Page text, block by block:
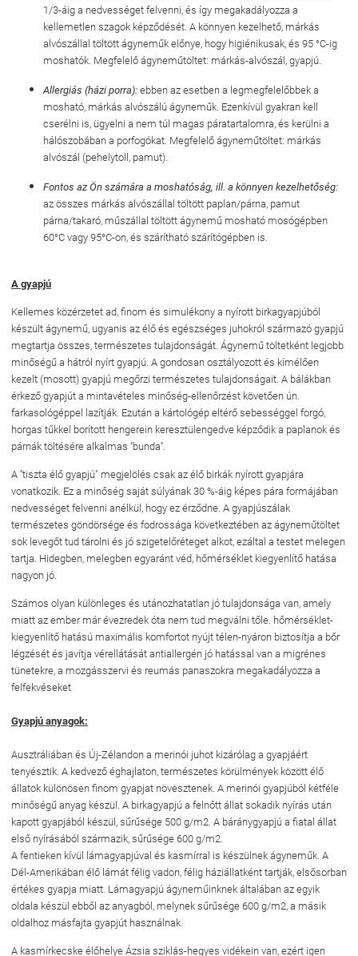
1/3-áig a nedvességet felvenni, és így megakadályozza a
kellemetlen szagok képződését. A könnyen kezelhető, márkás
alvószállal töltött ágyneműk előnye, hogy higiénikusak, és 95 °C-ig
moshatók. Megfelelő ágyneműtöltet: márkás-alvószál, gyapjú.
Allergiás (házi porra): ebben az esetben a legmegfelelőbbek a
mosható, márkás alvószálú ágyneműk. Ezenkívül gyakran kell
cserélni is, ügyelni a nem túl magas páratartalomra, és kerülni a
hálószobában a porfogókat. Megfelelő ágyneműtöltet: márkás
alvószál (pehelytoll, pamut).
Fontos az Ön számára a moshatóság, ill. a könnyen kezelhetőség:
az összes márkás alvószállal töltött paplan/párna, pamut
párna/takaró, műszállal töltött ágynemű mosható mosógépben
60°C vagy 95°C-on, és szárítható szárítógépben is.
A gyapjú
Kellemes közérzetet ad, finom és simulékony a nyírott birkagyapjúból
készült ágynemű, ugyanis az élő és egészséges juhokról származó gyapjú
megtartja összes, természetes tulajdonságát. Ágynemű töltetként legjobb
minőségű a hátról nyírt gyapjú. A gondosan osztályozott és kímélően
kezelt (mosott) gyapjú megőrzi természetes tulajdonságait. A bálákban
érkező gyapjút a mintavételes minőség-ellenőrzést követően ún.
farkasológéppel lazítják. Ezután a kártológép eltérő sebességgel forgó,
horgas tűkkel borított hengerein keresztülengedve képződik a paplanok és
párnák töltésére alkalmas ''bunda''.
A ''tiszta élő gyapjú" megjelölés csak az élő birkák nyírott gyapjára
vonatkozik. Ez a minőség saját súlyának 30 %-áig képes pára formájában
nedvességet felvenni anélkül, hogy ez érződne. A gyapjúszálak
természetes göndörsége és fodrossága következtében az ágyneműtöltet
sok levegőt tud tárolni és jó szigetelőréteget alkot, ezáltal a testet melegen
tartja. Hidegben, melegben egyaránt véd, hőmérséklet kiegyenlítő hatása
nagyon jó.
Számos olyan különleges és utánozhatatlan jó tulajdonsága van, amely
miatt az ember már évezredek óta nem tud megválni tőle. hőmérséklet-
kiegyenlítő hatású maximális komfortot nyújt télen-nyáron biztosítja a bőr
légzését és javítja vérellátását antiallergén jó hatással van a migrénes
tünetekre, a mozgásszervi és reumás panaszokra megakadályozza a
felfekvéseket
Gyapjú anyagok:
Ausztráliában és Új-Zélandon a merinói juhot kizárólag a gyapjáért
tenyésztik. A kedvező éghajlaton, természetes körülmények között élő
állatok különösen finom gyapjat növesztenek. A merinói gyapjúból kétféle
minőségű anyag készül. A birkagyapjú a felnőtt állat sokadik nyírás után
kapott gyapjából készül, sűrűsége 500 g/m2. A báránygyapjú a fiatal állat
első nyírásából származik, sűrűsége 600 g/m2.
A fentieken kívül lámagyapjúval és kasmírral is készülnek ágyneműk. A
Dél-Amerikában élő lámát félig vadon, félig háziállatként tartják, elsősorban
értékes gyapja miatt. Lámagyapjú ágyneműinknek általában az egyik
oldala készül ebből az anyagból, melynek sűrűsége 600 g/m2, a másik
oldalhoz másfajta gyapjút használnak.
A kasmírkecske élőhelye Ázsia sziklás-hegyes vidékein van, ezért igen